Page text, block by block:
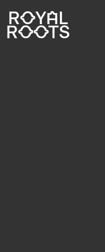
ROYAL
ROOTS